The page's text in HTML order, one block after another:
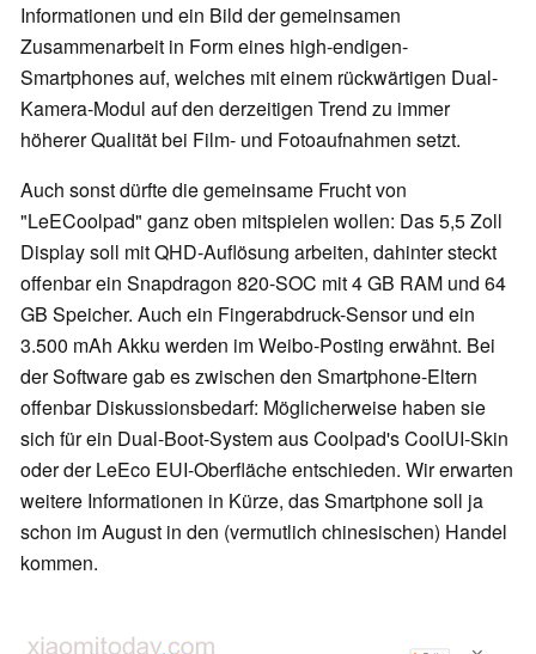
Informationen und ein Bild der gemeinsamen
Zusammenarbeit in Form eines high-endigen-
Smartphones auf, welches mit einem rückwärtigen Dual-
Kamera-Modul auf den derzeitigen Trend zu immer
höherer Qualität bei Film- und Fotoaufnahmen setzt.
Auch sonst dürfte die gemeinsame Frucht von
"LeECoolpad" ganz oben mitspielen wollen: Das 5,5 Zoll
Display soll mit QHD-Auflösung arbeiten, dahinter steckt
offenbar ein Snapdragon 820-SOC mit 4 GB RAM und 64
GB Speicher. Auch ein Fingerabdruck-Sensor und ein
3.500 mAh Akku werden im Weibo-Posting erwähnt. Bei
der Software gab es zwischen den Smartphone-Eltern
offenbar Diskussionsbedarf: Möglicherweise haben sie
sich für ein Dual-Boot-System aus Coolpad's CoolUI-Skin
oder der LeEco EUI-Oberfläche entschieden. Wir erwarten
weitere Informationen in Kürze, das Smartphone soll ja
schon im August in den (vermutlich chinesischen) Handel
kommen.